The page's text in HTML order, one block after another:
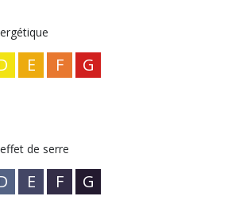
E F G
de serre
E F G